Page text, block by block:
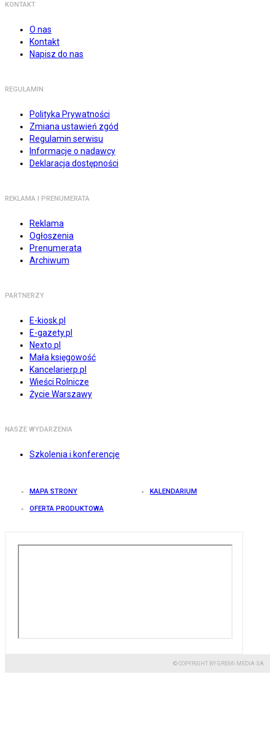
KONTAKT
O nas
Kontakt
Napisz do nas
REGULAMIN
Polityka Prywatności
Zmiana ustawień zgód
Regulamin serwisu
Informacje o nadawcy
Deklaracja dostępności
REKLAMA I PRENUMERATA
Reklama
Ogłoszenia
Prenumerata
Archiwum
PARTNERZY
E-kiosk.pl
E-gazety.pl
Nexto.pl
Mała księgowość
Kancelarierp.pl
Wieści Rolnicze
Życie Warszawy
NASZE WYDARZENIA
Szkolenia i konferencje
MAPA STRONY KALENDARIUM
OFERTA PRODUKTOWA
© COPYRIGHT BY GREMI MEDIA SA